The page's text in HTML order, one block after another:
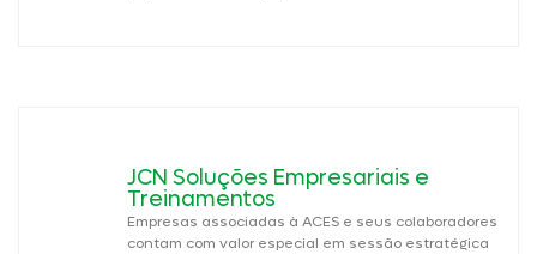
JCN Soluções Empresariais e
Treinamentos
Empresas associadas à ACES e seus colaboradores
contam com valor especial em sessão estratégica